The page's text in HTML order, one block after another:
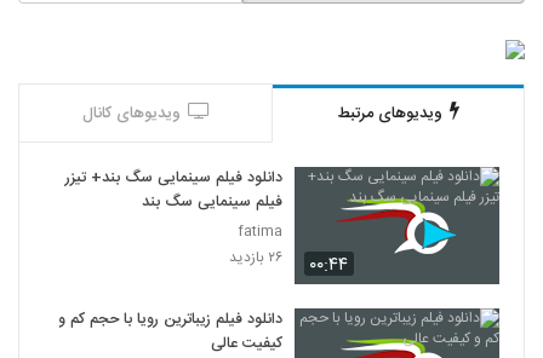
ویدیوهای مرتبط ویدیوهای کانال
۰۰:۴۴
دانلود فیلم سینمایی سگ بند+ تیزر
فیلم سینمایی سگ بند
fatima
۲۶ بازدید
دانلود فیلم زیباترین رویا با حجم کم و
کیفیت عالی